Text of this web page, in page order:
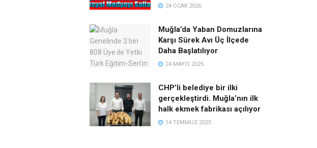
24 OCAK 2026
Muğla’da Yaban Domuzlarına
Karşı Sürek Avı Üç İlçede
Daha Başlatılıyor
24 MAYIS 2025
CHP’li belediye bir ilki
gerçekleştirdi. Muğla’nın ilk
halk ekmek fabrikası açılıyor
14 TEMMUZ 2025